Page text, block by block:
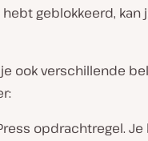
geblokkeerd, kan
ook verschillende
opdrachtregel.